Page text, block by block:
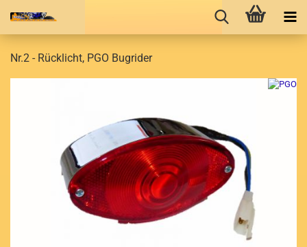
Nr.2 - Rücklicht, PGO Bugrider